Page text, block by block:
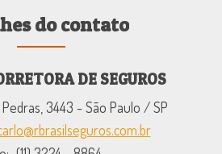
do contato
DE SEGUROS
Pedras, 3443 - São Paulo / SP